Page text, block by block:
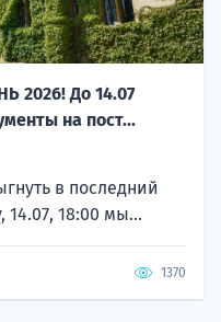
2026! До 14.07
на пост...
в последний
14.07, 18:00 мы...
1370